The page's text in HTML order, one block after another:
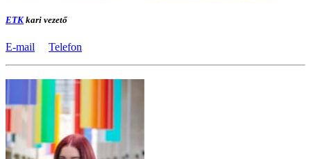
ETKkari vezető
E-mail Telefon